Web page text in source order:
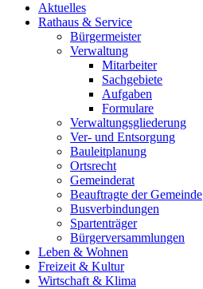
Aktuelles
Rathaus & Service
Bürgermeister
Verwaltung
Mitarbeiter
Sachgebiete
Aufgaben
Formulare
Verwaltungsgliederung
Ver- und Entsorgung
Bauleitplanung
Ortsrecht
Gemeinderat
Beauftragte der Gemeinde
Busverbindungen
Spartenträger
Bürgerversammlungen
Leben & Wohnen
Freizeit & Kultur
Wirtschaft & Klima